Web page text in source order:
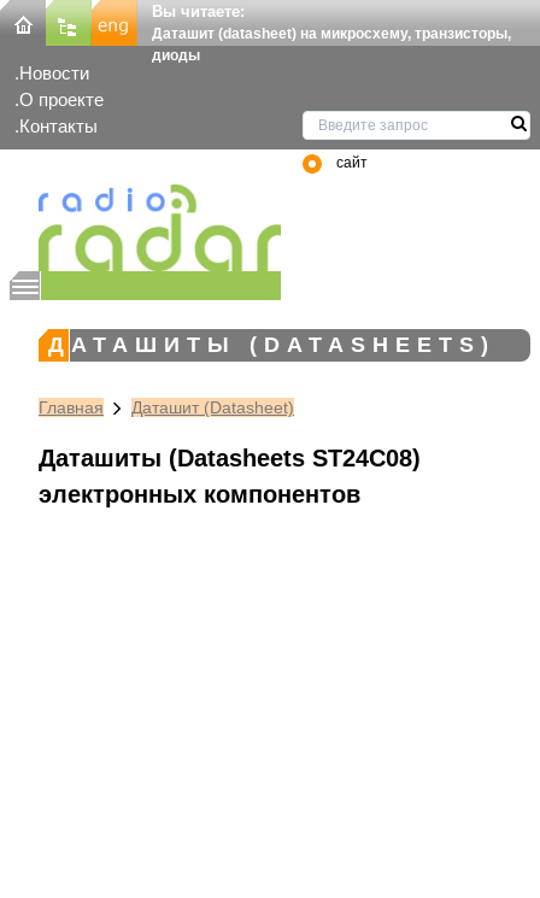
Вы читаете:
Даташит (datasheet) на микросхему, транзисторы,
диоды
Новости
О проекте
Контакты
сайт
ДАТАШИТЫ (DATASHEETS)
Главная Даташит (Datasheet)
Даташиты (Datasheets ST24C08)
электронных компонентов